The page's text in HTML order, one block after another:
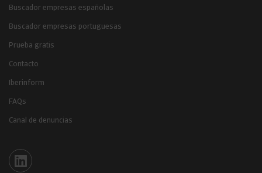
Buscador empresas españolas
Buscador empresas portuguesas
Prueba gratis
Contacto
Iberinform
FAQs
Canal de denuncias
Iberinform en Linkedin